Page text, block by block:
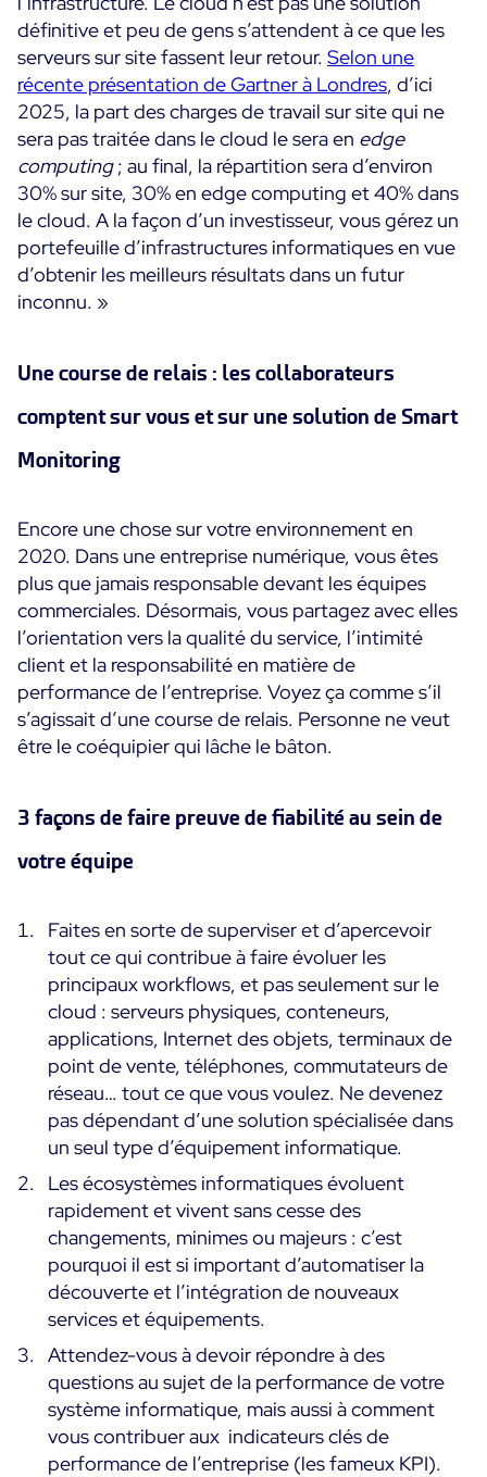
définitive et peu de gens s’attendent à ce que les
serveurs sur site fassent leur retour. Selon une
récente présentation de Gartner à Londres, d’ici
2025, la part des charges de travail sur site qui ne
sera pas traitée dans le cloud le sera en edge
computing; au final, la répartition sera d’environ
30% sur site, 30% en edge computing et 40% dans
le cloud. A la façon d’un investisseur, vous gérez un
portefeuille d’infrastructures informatiques en vue
d’obtenir les meilleurs résultats dans un futur
inconnu. »
Une course de relais : les collaborateurs
comptent sur vous et sur une solution de Smart
Monitoring
Encore une chose sur votre environnement en
2020. Dans une entreprise numérique, vous êtes
plus que jamais responsable devant les équipes
commerciales. Désormais, vous partagez avec elles
l’orientation vers la qualité du service, l’intimité
client et la responsabilité en matière de
performance de l’entreprise. Voyez ça comme s’il
s’agissait d’une course de relais. Personne ne veut
être le coéquipier qui lâche le bâton.
3 façons de faire preuve de fiabilité au sein de
votre équipe
Faites en sorte de superviser et d’apercevoir
tout ce qui contribue à faire évoluer les
principaux workflows, et pas seulement sur le
cloud : serveurs physiques, conteneurs,
applications, Internet des objets, terminaux de
point de vente, téléphones, commutateurs de
réseau… tout ce que vous voulez. Ne devenez
pas dépendant d’une solution spécialisée dans
un seul type d’équipement informatique.
Les écosystèmes informatiques évoluent
rapidement et vivent sans cesse des
changements, minimes ou majeurs : c’est
pourquoi il est si important d’automatiser la
découverte et l’intégration de nouveaux
services et équipements.
Attendez-vous à devoir répondre à des
questions au sujet de la performance de votre
système informatique, mais aussi à comment
vous contribuer aux indicateurs clés de
performance de l’entreprise (les fameux KPI).